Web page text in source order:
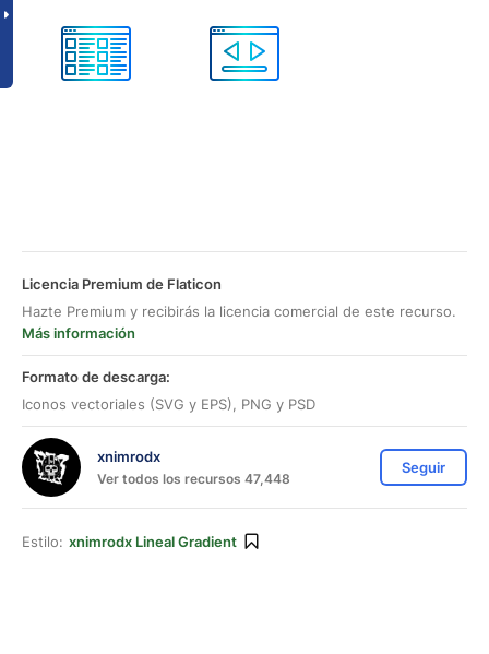
Licencia Premium de Flaticon
Hazte Premium y recibirás la licencia comercial de este recurso.
Más información
Formato de descarga:
Iconos vectoriales (SVG y EPS), PNG y PSD
xnimrodx
Ver todos los recursos 47,448
Seguir
Estilo: xnimrodx Lineal Gradient